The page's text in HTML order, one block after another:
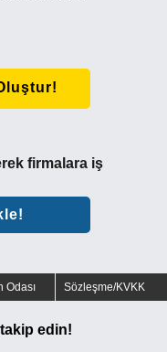
firmalara iş
Odası Sözleşme/KVKK
edin!